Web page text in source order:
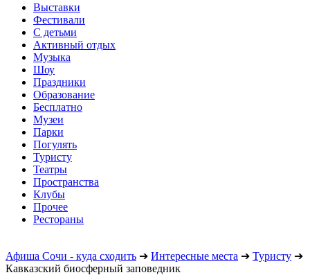
Выставки
Фестивали
С детьми
Активный отдых
Музыка
Шоу
Праздники
Образование
Бесплатно
Музеи
Парки
Погулять
Туристу
Театры
Пространства
Клубы
Прочее
Рестораны
Афиша Сочи - куда сходить ➔ Интересные места ➔ Туристу ➔
Кавказский биосферный заповедник